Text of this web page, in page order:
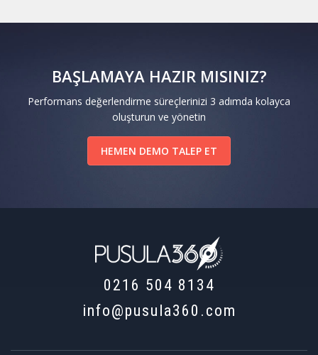
BAŞLAMAYA HAZIR MISINIZ?
Performans değerlendirme süreçlerinizi 3 adımda kolayca
oluşturun ve yönetin
HEMEN DEMO TALEP ET
0216 504 8134
info@pusula360.com